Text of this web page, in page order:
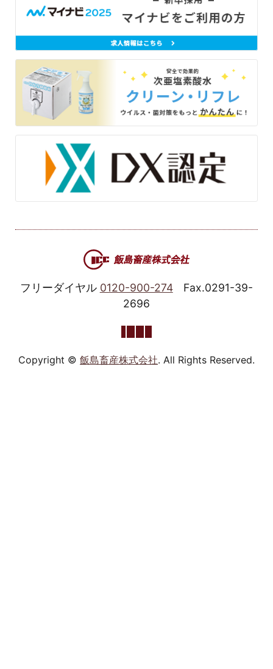
フリーダイヤル 0120-900-274
Fax.0291-39-
2696
Copyright © 飯島畜産株式会社. All Rights Reserved.